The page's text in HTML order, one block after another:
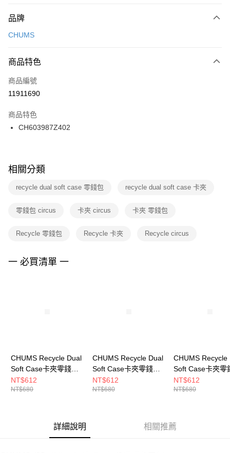
台灣樂天信用卡公司
【關於「AFTEE先享後付」】
便利好安心！
３．安心：先確認商品／服務後，再付款。
【「AFTEE先享後付」結帳流程】
１．於結帳方式選擇「AFTEE先享後付」後，將跳轉至「AFTEE先享後付」
２．訂單成立數日內，您將收到繳費通知簡訊。
３．收到繳費通知簡訊後14天內，點擊此簡訊中的連結，可透過四大超商／
ATM／網路銀行／等多元方式進行付款，方視為交易完成。
※ 交易是否成功請以「AFTEE先享後付 」之結帳頁面顯示為準，若有關於
是否繳費成功／繳費後需取消欲退款等相關疑問，請聯繫「AFTEE先享後付
客戶支援中心」https://netprotections.freshdesk.com/support/home
１．透過由恩沛科技股份有限公司提供之「AFTEE先享後付」服務完成之交
權轉讓予恩沛科技股份有限公司。
３．未成年的使用者請事先徵得法定代理人或監護人之同意方可使用
「AFTEE先享後付」，若未經同意申辦者引起之損失，本公司不負相關責
運送方式
每筆NT$100，滿NT$1,500(含以上)免運費
宅配
每筆NT$100，滿NT$1,500(含以上)免運費
付款後門市自取
每筆NT$100，滿NT$1,500(含以上)免運費
品牌
CHUMS
商品特色
商品編號
11911690
商品特色
CH603987Z402
相關分類
recycle dual soft case 零錢包 recycle dual soft case 卡夾
零錢包 circus 卡夾 circus 卡夾 零錢包
Recycle 零錢包 Recycle 卡夾 Recycle circus
一 必買清單 一
CHUMS Recycle Dual
Soft Case卡夾零錢包
米灰色
CH603987G057
NT$612
NT$680
CHUMS Recycle Dual
Soft Case卡夾零錢包
黑色 CH603987K001
NT$612
NT$680
CHUMS Recycle
Soft Case卡夾零
Watercolor
CH603987Z400
NT$612
NT$680
詳細說明 相關推薦